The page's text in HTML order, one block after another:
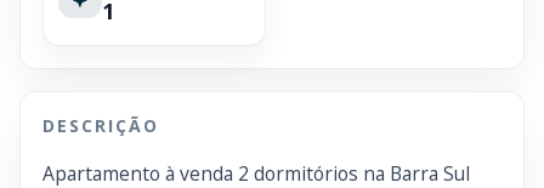
1
DESCRIÇÃO
Apartamento à venda 2 dormitórios na Barra Sul